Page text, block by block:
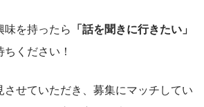
味を持ったら 「話を聞きに行きたい」
ください！
させていただき、募集にマッチしてい